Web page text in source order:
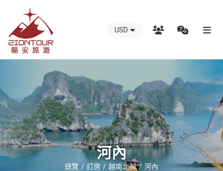
越
安
國
際
旅
行
社
USD
河內
總覽 訂房 越南北部 河內